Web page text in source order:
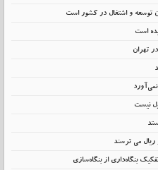
و اشتغال در کشور است
است
تهران
نیست
می ترسند
بنگاه‌داری از بنگاه‌سازی